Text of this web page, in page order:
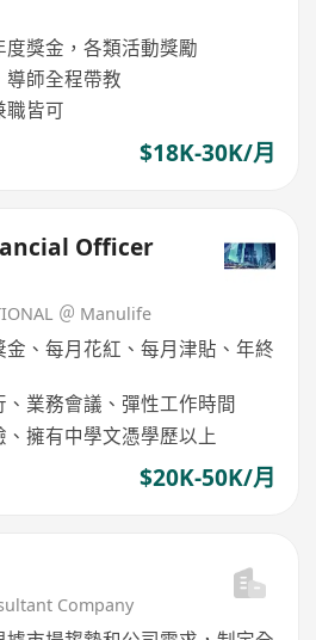
獎金，各類活動獎勵
師全程帶教
職皆可
$18K-30K/月
Officer
＠ Manulife
、每月花紅、每月津貼、年終
業務會議、彈性工作時間
擁有中學文憑學歷以上
$20K-50K/月
Company